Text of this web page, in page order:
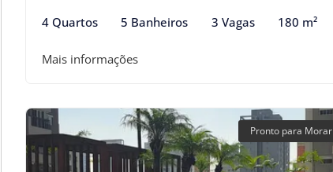
4 Quartos 5 Banheiros 3 Vagas 180 m²
Mais informações
Pronto para Morar